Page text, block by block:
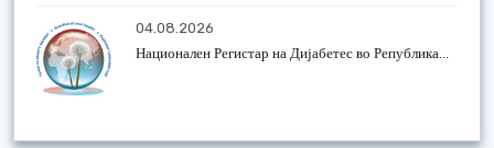
04.08.2026
Национален Регистар на Дијабетес во Република...